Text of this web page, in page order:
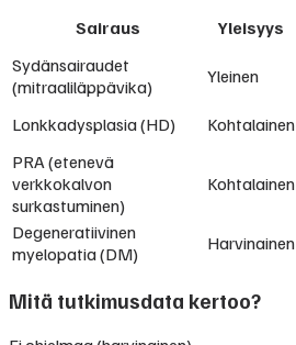
Sairaus Yleisyys
Sydänsairaudet
(mitraaliläppävika)
Yleinen
Lonkkadysplasia (HD) Kohtalainen
PRA (etenevä
verkkokalvon
surkastuminen)
Kohtalainen
Degeneratiivinen
myelopatia (DM)
Harvinainen
Mitä tutkimusdata kertoo?